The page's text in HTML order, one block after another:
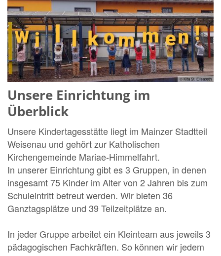
© Kita St. Elisabeth
Unsere Einrichtung im
Überblick
Unsere Kindertagesstätte liegt im Mainzer Stadtteil
Weisenau und gehört zur Katholischen
Kirchengemeinde Mariae-Himmelfahrt.
In unserer Einrichtung gibt es 3 Gruppen, in denen
insgesamt 75 Kinder im Alter von 2 Jahren bis zum
Schuleintritt betreut werden. Wir bieten 36
Ganztagsplätze und 39 Teilzeitplätze an.
In jeder Gruppe arbeitet ein Kleinteam aus jeweils 3
pädagogischen Fachkräften. So können wir jedem